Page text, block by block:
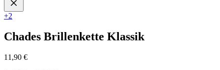
+2
Chades Brillenkette Klassik
11,90 €